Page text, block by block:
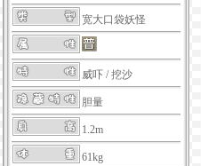
宽大口袋妖怪
威吓 /挖沙
胆量
1.2m
61kg